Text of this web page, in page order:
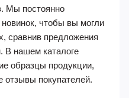
Мы постоянно
чтобы вы могли
сравнив предложения
В нашем каталоге
образцы продукции,
покупателей.